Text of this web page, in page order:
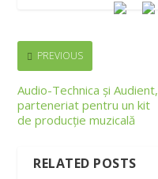
PREVIOUS
Audio-Technica și Audient,
parteneriat pentru un kit
de producție muzicală
RELATED POSTS